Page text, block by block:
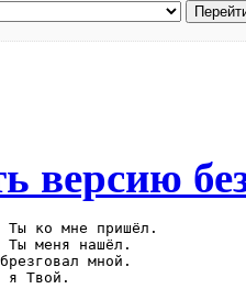
версию
ко мне пришёл.
Ты меня нашёл.
мной.
я Твой.